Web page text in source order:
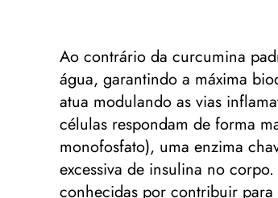
Ao contrário da curcumina
água, garantindo a máxima
atua modulando as vias
células respondam de forma
monofosfato), uma enzima
excessiva de insulina no
conhecidas por contribuir